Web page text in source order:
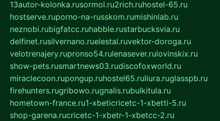
13autor-kolonka.rusormol.ru2rich.ruhostel-65.ru
hostserve.ruporno-na-russkom.rumishinlab.ru
neznobi.rubigfatcc.ruhabble.rustarbucksvia.ru
delfinet.rusilvernano.ruelestal.ruvektor-doroga.ru
velotrenajery.rupronso54.rulenasever.rulovinskix.ru
show-pets.rusmartnews03.rudiscofoxworld.ru
miraclecoon.rupongup.ruhostel65.ruliura.ruglasspb.ru
firehunters.rugribowo.rugnalis.rubulkitula.ru
hometown-france.ru1-xbeticricetc-1-xbetti-5.ru
shop-garena.rucricetc-1-xbetr-1-xbetcc-2.ru